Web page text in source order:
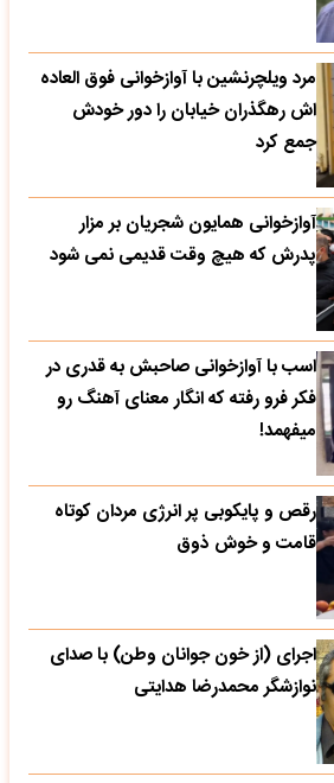
مرد ویلچرنشین با آوازخوانی فوق العاده
اش رهگذران خیابان را دور خودش
جمع کرد
آوازخوانی همایون شجریان بر مزار
پدرش که هیچ وقت قدیمی نمی شود
اسب با آوازخوانی صاحبش به قدری در
فکر فرو رفته که انگار معنای آهنگ رو
میفهمد!
رقص و پایکوبی پر انرژی مردان کوتاه
قامت و خوش ذوق
اجرای (از خون جوانان وطن) با صدای
نوازشگر محمدرضا هدایتی